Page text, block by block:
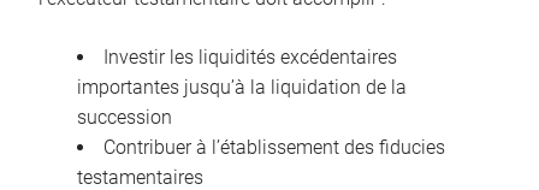
Investir les liquidités excédentaires
importantes jusqu’à la liquidation de la
succession
Contribuer à l’établissement des fiducies
testamentaires